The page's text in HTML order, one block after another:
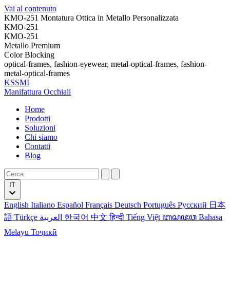
Vai al contenuto
KMO-251 Montatura Ottica in Metallo Personalizzata
KMO-251
KMO-251
Metallo Premium
Color Blocking
optical-frames, fashion-eyewear, metal-optical-frames, fashion-
metal-optical-frames
KSSMI
Manifattura Occhiali
Home
Prodotti
Soluzioni
Chi siamo
Contatti
Blog
English Italiano Español Français Deutsch Português Русский 日本
語 Türkçe 한국어 中文हिन्दी Tiếng Việt ꦧꦱꦗꦮ Bahasa
Melayu Тоҷикӣ